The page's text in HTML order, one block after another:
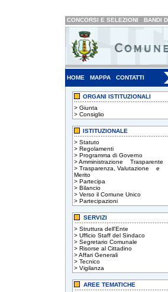
CONCORSI E SELEZIONI BANDI
HOME MAPPA CONTATTI
ORGANI ISTITUZIONALI
> Giunta
> Consiglio
ISTITUZIONALE
> Statuto
> Regolamenti
> Programma di Governo
>Amministrazione Trasparente
> Trasparenza, Valutazione e
Merito
> Partecipa
> Bilancio
> Verso il Comune Unico
> Partecipazioni
SERVIZI
> Struttura dell'Ente
> Ufficio Staff del Sindaco
> Segretario Comunale
> Risorse al Cittadino
>Affari Generali
> Tecnico
> Vigilanza
AREE TEMATICHE